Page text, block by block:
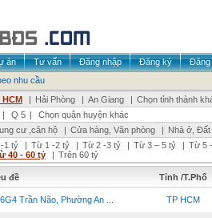
án Tư vấn Đăng nhập Đăng ký
Đăng
nhu cầu
HCM | Hải Phòng | An Giang | Chọn tỉnh thành
| Q 5 |
Chọn quận huyện khác
cư ,căn hộ | Cửa hàng, Văn phòng | Nhà ở,
1 tỷ | Từ 1 -2 tỷ | Từ 2 -3 tỷ | Từ 3 – 5 tỷ | Từ 5
40 - 60 tỷ | Trên 60 tỷ
đề Tỉnh /T.Phố
Trần Não, Phường An ... TP HCM